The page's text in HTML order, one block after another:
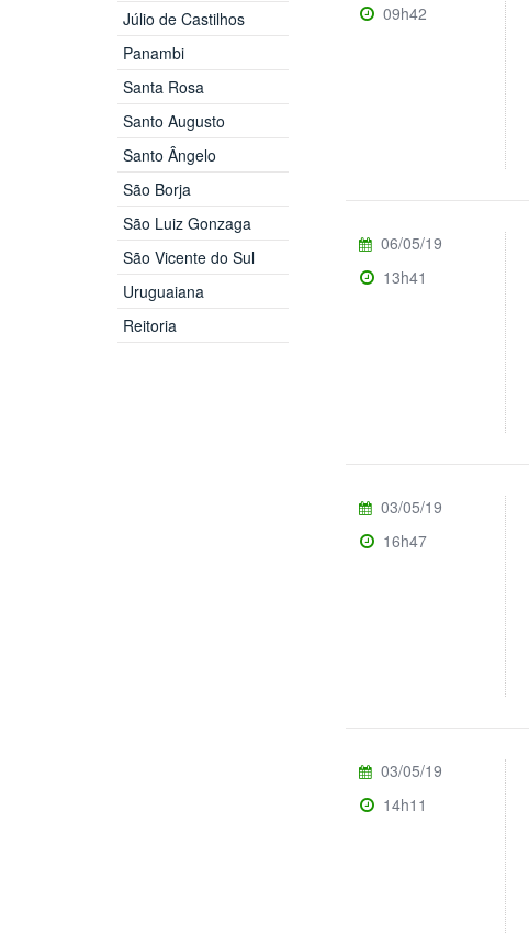
Júlio de Castilhos
Panambi
Santa Rosa
Santo Augusto
Santo Ângelo
São Borja
São Luiz Gonzaga
São Vicente do Sul
Uruguaiana
Reitoria
09h42
06/05/19
13h41
03/05/19
16h47
03/05/19
14h11